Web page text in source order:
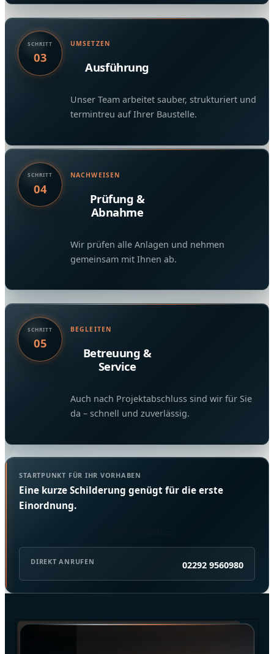
SCHRITT
03
UMSETZEN
Ausführung
Unser Team arbeitet sauber, strukturiert und
termintreu auf Ihrer Baustelle.
SCHRITT
04
NACHWEISEN
Prüfung &
Abnahme
Wir prüfen alle Anlagen und nehmen
gemeinsam mit Ihnen ab.
SCHRITT
05
BEGLEITEN
Betreuung &
Service
Auch nach Projektabschluss sind wir für Sie
da – schnell und zuverlässig.
STARTPUNKT FÜR IHR VORHABEN
Eine kurze Schilderung genügt für die erste
Einordnung.
DIREKT ANRUFEN 02292 9560980